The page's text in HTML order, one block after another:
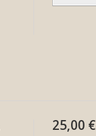
25,00 €